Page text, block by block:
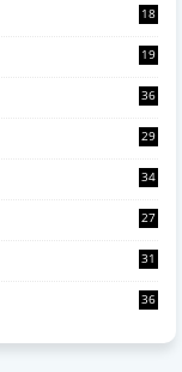
18
19
36
29
34
27
31
36